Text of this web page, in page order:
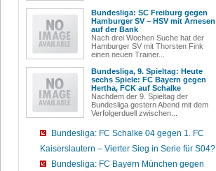
Bundesliga: SC Freiburg gegen
Hamburger SV – HSV mit Arnesen
auf der Bank
Nach drei Wochen Suche hat der
Hamburger SV mit Thorsten Fink
einen neuen Trainer...
Bundesliga, 9. Spieltag: Heute
sechs Spiele: FC Bayern gegen
Hertha, FCK auf Schalke
Nachdem der 9. Spieltag der
Bundesliga gestern Abend mit dem
Verfolgerduell zwischen...
Bundesliga: FC Schalke 04 gegen 1. FC
Kaiserslautern – Vierter Sieg in Serie für S04?
Bundesliga: FC Bayern München gegen